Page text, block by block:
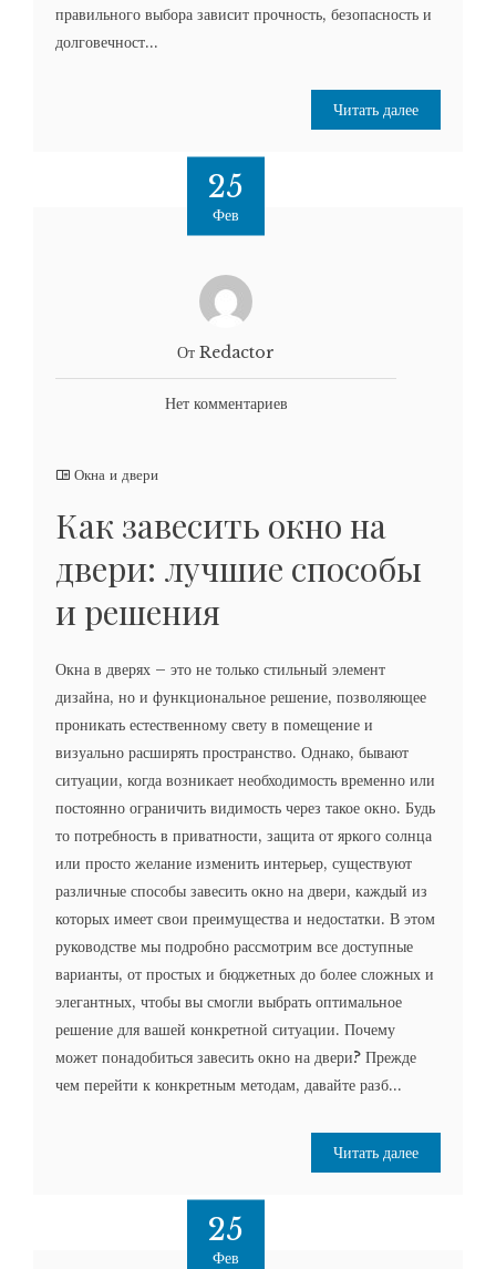
правильного выбора зависит прочность, безопасность и
долговечност...
Читать далее
25
Фев
От Redactor
Нет комментариев
Окна и двери
Как завесить окно на
двери: лучшие способы
и решения
Окна в дверях – это не только стильный элемент
дизайна, но и функциональное решение, позволяющее
проникать естественному свету в помещение и
визуально расширять пространство. Однако, бывают
ситуации, когда возникает необходимость временно или
постоянно ограничить видимость через такое окно. Будь
то потребность в приватности, защита от яркого солнца
или просто желание изменить интерьер, существуют
различные способы завесить окно на двери, каждый из
которых имеет свои преимущества и недостатки. В этом
руководстве мы подробно рассмотрим все доступные
варианты, от простых и бюджетных до более сложных и
элегантных, чтобы вы смогли выбрать оптимальное
решение для вашей конкретной ситуации. Почему
может понадобиться завесить окно на двери? Прежде
чем перейти к конкретным методам, давайте разб...
Читать далее
25
Фев